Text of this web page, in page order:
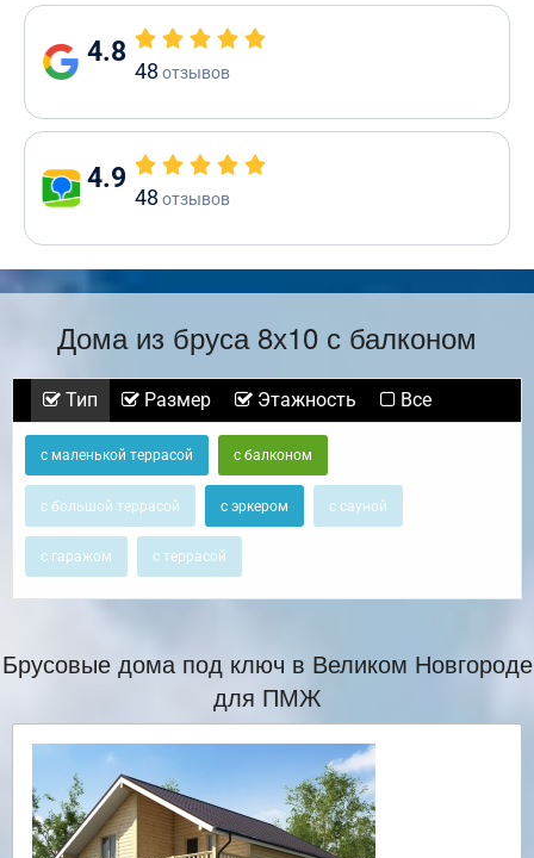
4.8
48 отзывов
4.9
48 отзывов
Дома из бруса 8х10 с балконом
Тип Размер Этажность Все
с маленькой террасой с балконом
с большой террасой с эркером с сауной
с гаражом с террасой
Брусовые дома под ключ в Великом Новгороде
для ПМЖ